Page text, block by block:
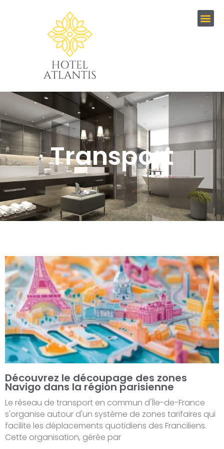
Transport
Découvrez le découpage des zones
Navigo dans la région parisienne
Le réseau de transport en commun d'Île-de-France
s'organise autour d'un système de zones tarifaires qui
facilite les déplacements quotidiens des Franciliens.
Cette organisation, gérée par